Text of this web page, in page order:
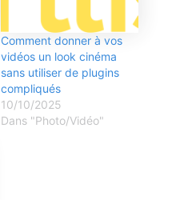
Comment donner à vos
vidéos un look cinéma
sans utiliser de plugins
compliqués
10/10/2025
Dans "Photo/Vidéo"